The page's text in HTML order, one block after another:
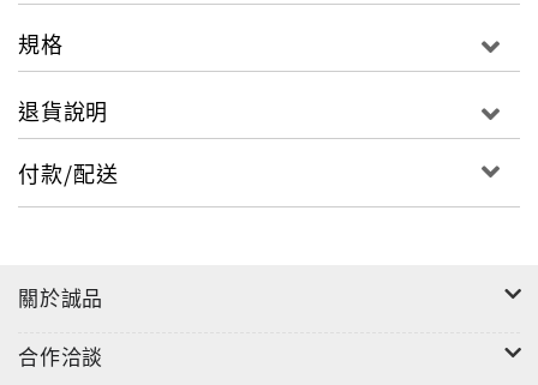
爸媽、老師一齊挖掘孩子的天賦。
【佐子式訓練法培養的能力】
●溝通能力
●積極主動性
●直覺能力
●表達能力
●專注力
規格
退貨說明
付款/配送
關於誠品
合作洽談